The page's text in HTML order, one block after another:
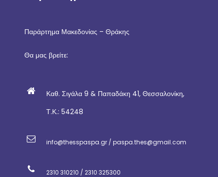
Παράρτημα Μακεδονίας – Θράκης
Θα μας βρείτε:
Καθ. Σιγάλα 9 & Παπαδάκη 41, Θεσσαλονίκη,
Τ.Κ.: 54248
info@thesspaspa.gr / paspa.thes@gmail.com
2310 310210 / 2310 325300